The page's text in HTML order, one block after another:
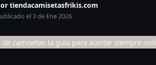
tiendacamisetasfrikis.com
el 3 de Ene 2026